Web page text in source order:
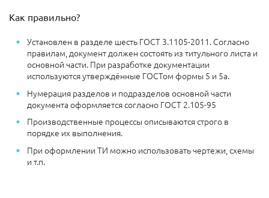
Как правильно?
Установлен в разделе шесть ГОСТ 3.1105-2011. Согласно
правилам, документ должен состоять из титульного листа и
основной части. При разработке документации
используются утверждённые ГОСТом формы 5 и 5а.
Нумерация разделов и подразделов основной части
документа оформляется согласно ГОСТ 2.105-95
Производственные процессы описываются строго в
порядке их выполнения.
При оформлении ТИ можно использовать чертежи, схемы
и т.п.